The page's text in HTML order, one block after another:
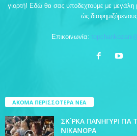
γιορτή! Εδώ θα σας υποδεχτούμε με
ώς
Επικοινωνία:
ΑΚΟΜΑ ΠΕΡΙΣΣΟΤΕΡΑ ΝΕΑ
ΣΚ`ΡΚΑ ΠΑΝΗΓΥΡΙ
ΝΙΚΑΝΟΡΑ